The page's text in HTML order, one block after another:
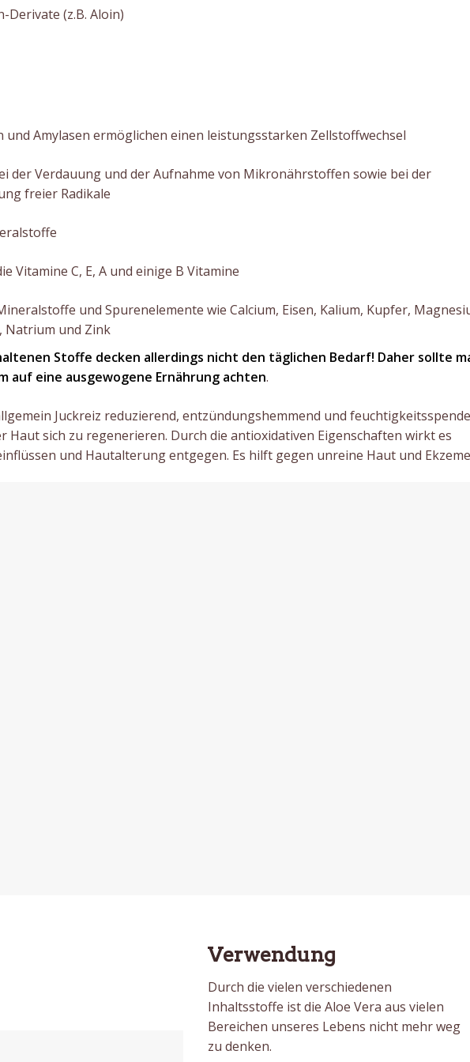
Derivate (z.B. Aloin)
und Amylasen ermöglichen einen leistungsstarken Zellstoffwechsel
der Verdauung und der Aufnahme von Mikronährstoffen sowie bei der
freier Radikale
Vitamine C, E, A und einige B Vitamine
und Spurenelemente wie Calcium, Eisen, Kalium, Kupfer,
Natrium und Zink
Stoffe decken allerdings nicht den täglichen Bedarf! Daher sollte
auf eine ausgewogene Ernährung achten.
Juckreiz reduzierend, entzündungshemmend und
Haut sich zu regenerieren. Durch die antioxidativen Eigenschaften wirkt es
und Hautalterung entgegen. Es hilft gegen unreine Haut und
Verwendung
Durch die vielen verschiedenen
Inhaltsstoffe ist die Aloe Vera aus vielen
Bereichen unseres Lebens nicht mehr weg
zu denken.